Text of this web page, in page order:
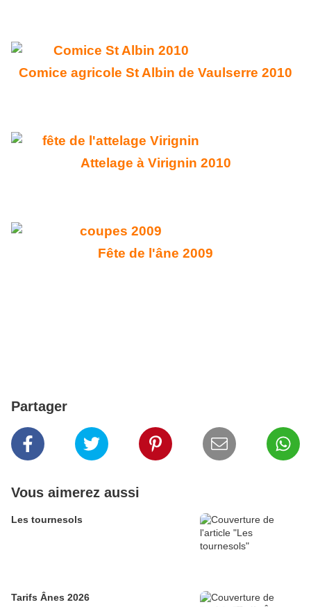
Comice agricole St Albin de Vaulserre 2010
Attelage à Virignin 2010
Fête de l'âne 2009
Partager
Vous aimerez aussi
Les tournesols
Tarifs Ânes 2026